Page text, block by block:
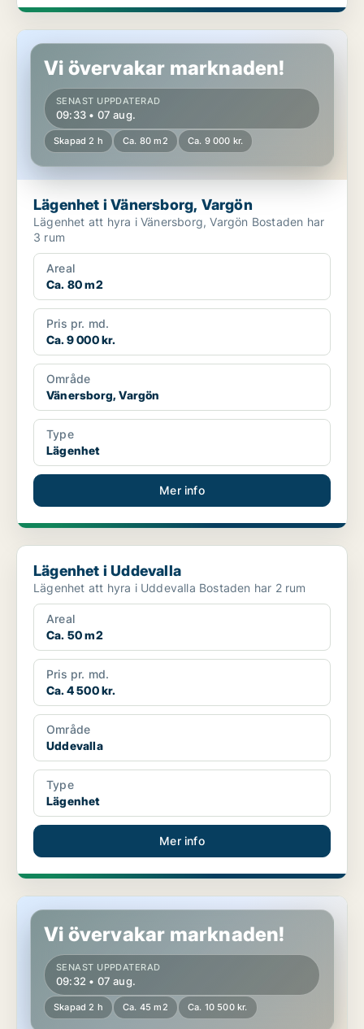
Lägenhet i Vänersborg, Vargön
Vi övervakar marknaden!
SENAST UPPDATERAD
09:33 • 07 aug.
Skapad 2 h Ca. 80 m2 Ca. 9 000 kr.
Lägenhet i Vänersborg, Vargön
Lägenhet att hyra i Vänersborg, Vargön Bostaden har
3 rum
Areal
Ca. 80 m2
Pris pr. md.
Ca. 9 000 kr.
Område
Vänersborg, Vargön
Type
Lägenhet
Mer info
Lägenhet i Uddevalla
Lägenhet i Uddevalla
Lägenhet att hyra i Uddevalla Bostaden har 2 rum
Areal
Ca. 50 m2
Pris pr. md.
Ca. 4 500 kr.
Område
Uddevalla
Type
Lägenhet
Mer info
Lägenhet i Alingsås
Vi övervakar marknaden!
SENAST UPPDATERAD
09:32 • 07 aug.
Skapad 2 h Ca. 45 m2 Ca. 10 500 kr.